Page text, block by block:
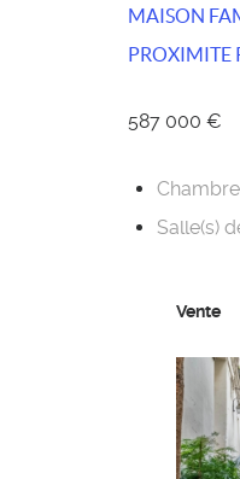
MAISON
PROXIMITE
587 000 €
Salle(s)
Vente